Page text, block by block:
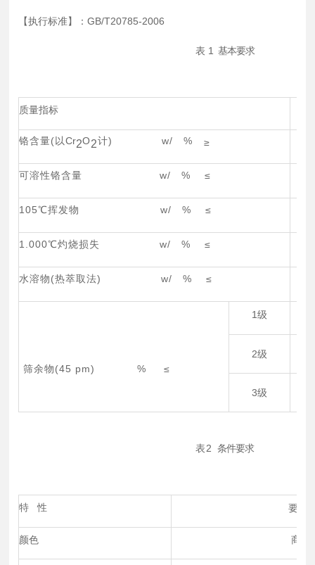
【执行标准】：GB/T20785-2006
表 1 基本要求
质量指标
铬含量(以Cr2O2计) w/ % ≥
可溶性铬含量 w/ % ≤
105℃挥发物 w/ % ≤
1.000℃灼烧损失 w/ % ≤
水溶物(热萃取法) w/ % ≤
筛余物(45 pm) % ≤
1级
2级
3级
表2 条件要求
特 性 要 求
颜色 商定